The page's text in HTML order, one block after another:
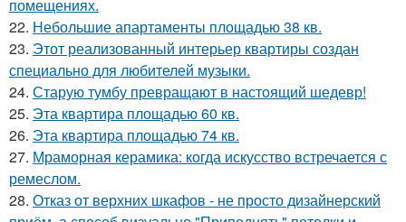
помещениях.
22. Небольшие апартаменты площадью 38 кв.
23. Этот реализованный интерьер квартиры создан
специально для любителей музыки.
24. Старую тумбу превращают в настоящий шедевр!
25. Эта квартира площадью 60 кв.
26. Эта квартира площадью 74 кв.
27. Мраморная керамика: когда искусство встречается с
ремеслом.
28. Отказ от верхних шкафов - не просто дизайнерский